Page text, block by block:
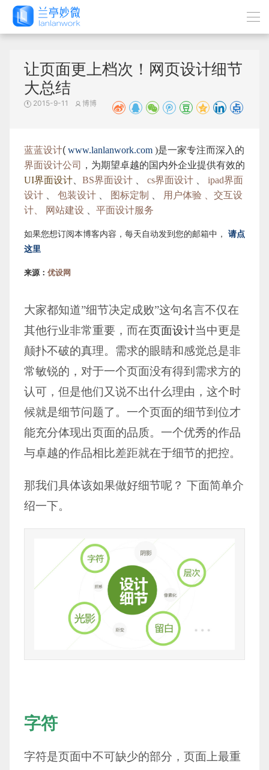
让页面更上档次！网页设计细节
大总结
2015-9-11 博博
蓝蓝设计( www.lanlanwork.com )是一家专注而深入的
界面设计公司
，为期望卓越的国内外企业提供有效的
UI界面设计
BS界面设计 cs界面设计
ipad界面
设计
包装设计 图标定制
用户体验 、交互设
计、
网站建设 平面设计服务
如果您想订阅本博客内容，每天自动发到您的邮箱中，
请点
这里
来源： 优设网
大家都知道”细节决定成败”这句名言不仅在
其他行业非常重要，而在页面设计当中更是
颠扑不破的真理。需求的眼睛和感觉总是非
常敏锐的，对于一个页面没有得到需求方的
认可，但是他们又说不出什么理由，这个时
候就是细节问题了。一个页面的细节到位才
能充分体现出页面的品质。一个优秀的作品
与卓越的作品相比差距就在于细节的把控。
那我们具体该如果做好细节呢？ 下面简单介
绍一下。
字符
字符是页面中不可缺少的部分，页面上最重